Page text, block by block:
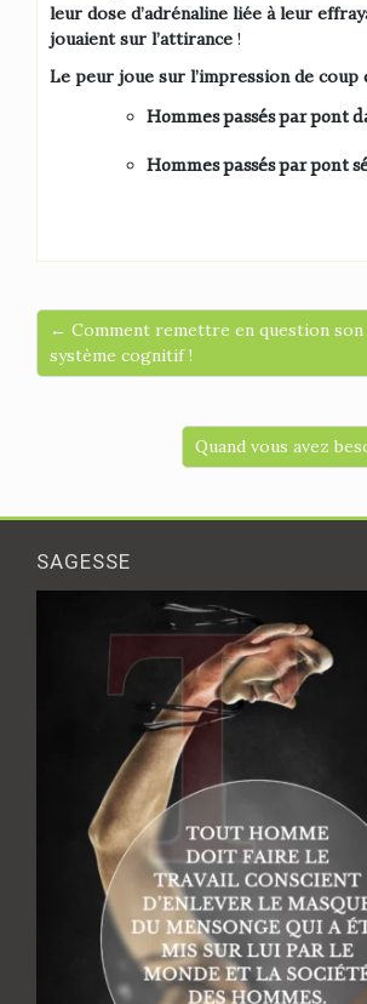
leur dose d’adrénaline liée à leur
jouaient sur l’attirance !
Le peur joue sur l’impression de coup
Hommes passés par pont
Hommes passés par pont
← Comment remettre en question
système cognitif !
Quand vous avez
SAGESSE